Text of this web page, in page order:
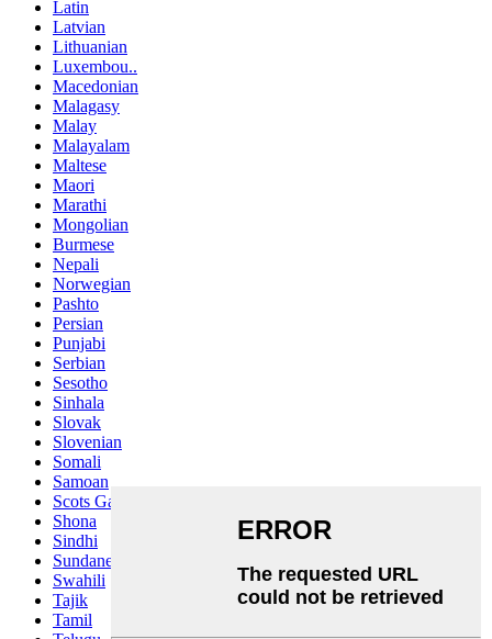
Latin
Latvian
Lithuanian
Luxembou..
Macedonian
Malagasy
Malay
Malayalam
Maltese
Maori
Marathi
Mongolian
Burmese
Nepali
Norwegian
Pashto
Persian
Punjabi
Serbian
Sesotho
Sinhala
Slovak
Slovenian
Somali
Samoan
Scots Gaelic
Shona
Sindhi
Sundanese
Swahili
Tajik
Tamil